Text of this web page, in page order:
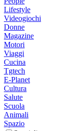
Lifestyle
Videogiochi
Donne
Magazine
Motori
Viaggi
Cucina
Tgtech
E-Planet
Cultura
Salute
Scuola
Animali
Spazio